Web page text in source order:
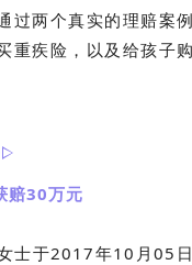
过两个真实的理赔案
重疾险，以及给孩子
赔30万元
士于2017年10月05